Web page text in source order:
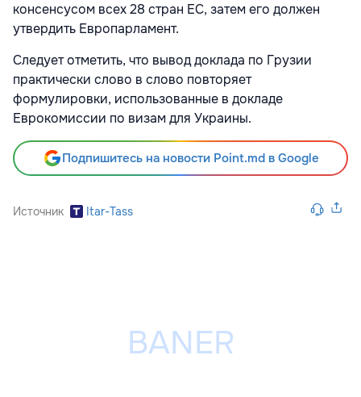
консенсусом всех 28 стран ЕС, затем его должен
утвердить Европарламент.
Следует отметить, что вывод доклада по Грузии
практически слово в слово повторяет
формулировки, использованные в докладе
Еврокомиссии по визам для Украины.
Подпишитесь на новости Point.md в Google
Источник Itar-Tass